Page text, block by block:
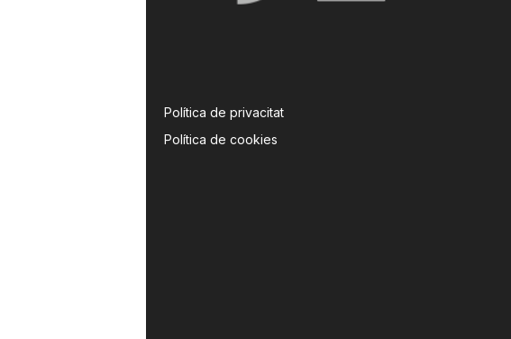
Política de privacitat
Política de cookies